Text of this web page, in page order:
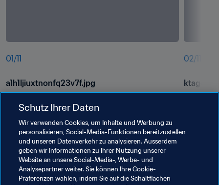
01 /11
a1h1ljiuxtnonfq23v7f.jpg
02/11
Schutz Ihrer Daten
Wir verwenden Cookies, um Inhalte und Werbung zu
personalisieren, Social-Media-Funktionen bereitzustellen
und unseren Datenverkehr zu analysieren. Ausserdem
geben wir Informationen zu Ihrer Nutzung unserer
Website an unsere Social-Media-, Werbe- und
Analysepartner weiter. Sie können Ihre Cookie-
Präferenzen wählen, indem Sie auf die Schaltflächen